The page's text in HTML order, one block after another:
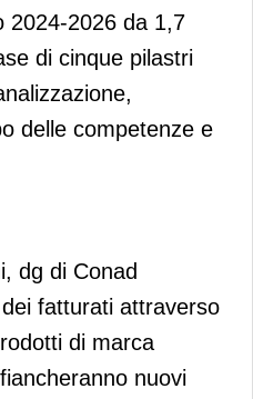
2024-2026 da 1,7
di cinque pilastri
delle competenze e
dg di Conad
fatturati attraverso
di marca
nuovi